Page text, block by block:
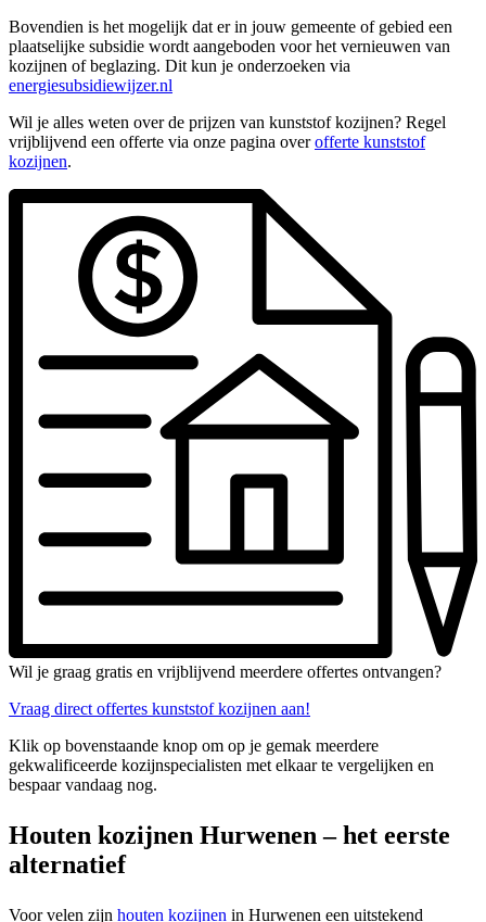
Bovendien is het mogelijk dat er in jouw gemeente of gebied een
plaatselijke subsidie wordt aangeboden voor het vernieuwen van
kozijnen of beglazing. Dit kun je onderzoeken via
energiesubsidiewijzer.nl
Wil je alles weten over de prijzen van kunststof kozijnen? Regel
vrijblijvend een offerte via onze pagina overofferte kunststof
kozijnen.
Wil je graag gratis en vrijblijvend meerdere offertes ontvangen?
Vraag direct offertes kunststof kozijnen aan!
Klik op bovenstaande knop om op je gemak meerdere
gekwalificeerde kozijnspecialisten met elkaar te vergelijken en
bespaar vandaag nog.
Houten kozijnen Hurwenen – het eerste
alternatief
Voor velen zijn houten kozijnen in Hurwenen een uitstekend